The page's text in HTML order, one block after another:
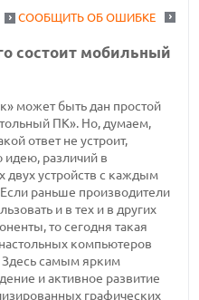
СООБЩИТЬ ОБ ОШИБКЕ
состоит мобильный
может быть дан простой
ПК». Но, думаем,
ответ не устроит,
идею, различий в
двух устройств с каждым
раньше производители
и в тех и в других
то сегодня такая
компьютеров
Здесь самым ярким
и активное развитие
графических